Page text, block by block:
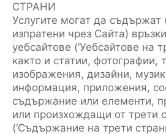
СТРАНИ
Услугите могат да съдържат
изпратени чрез Сайта)
уебсайтове (‘Уебсайтове на
както и статии, фотографии,
изображения, дизайни,
информация, приложения,
съдържание или елементи,
или произхождащи от трети
(‘Съдържание на трети